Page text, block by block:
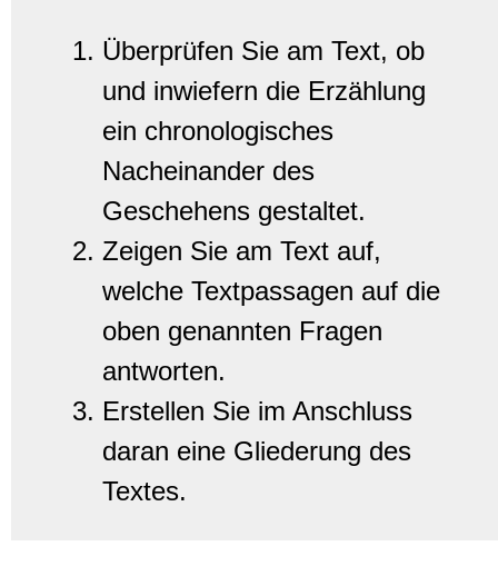
Überprüfen Sie am Text, ob
und inwiefern die Erzählung
ein chronologisches
Nacheinander des
Geschehens gestaltet.
Zeigen Sie am Text auf,
welche Textpassagen auf die
oben genannten Fragen
antworten.
Erstellen Sie im Anschluss
daran eine Gliederung des
Textes.